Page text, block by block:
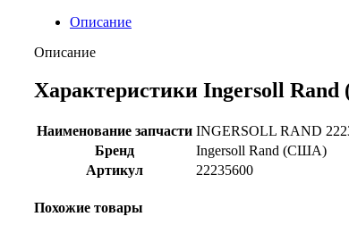
Описание
Описание
Характеристики Ingersoll
Наименование запчасти INGERSOLL RAND
Бренд
Ingersoll Rand (США)
Артикул
22235600
Похожие товары